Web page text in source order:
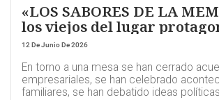
«LOS SABORES DE LA
los viejos del lugar
12 De Junio De 2026
En torno a una mesa se han cerrado
empresariales, se han celebrado
familiares, se han debatido ideas